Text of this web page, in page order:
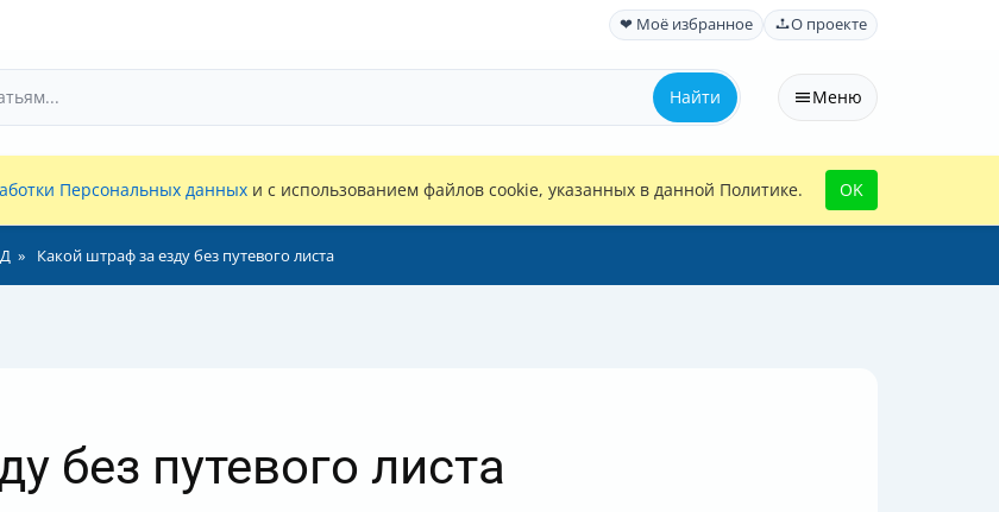
❤ Моё избранное О проекте
Найти Меню
Персональных данных и с использованием файлов cookie, указанных в данной Политике. OK
Какой штраф за езду без путевого листа
без путевого листа